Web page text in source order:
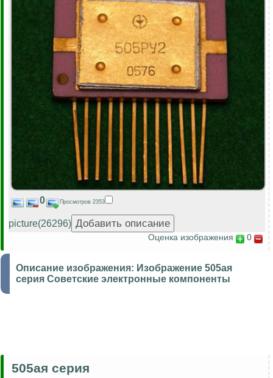
0 Просмотров 2353
picture(26296)
Оценка изображения 0
Описание изображения: Изображение 505ая
серия Советские электронные компоненты
505ая серия